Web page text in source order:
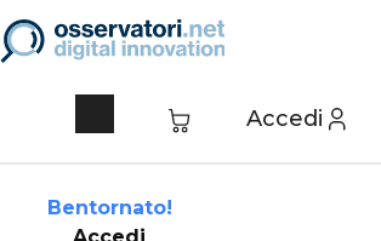
Accedi
Bentornato!